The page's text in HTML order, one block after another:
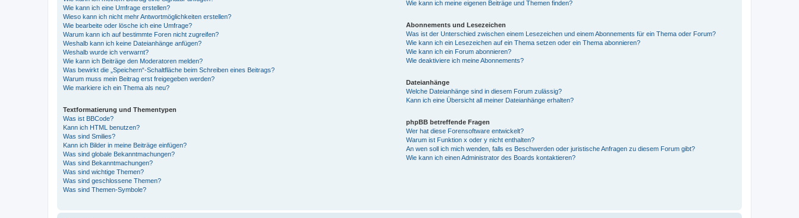
Wie kann ich eine Umfrage erstellen?
Wieso kann ich nicht mehr Antwortmöglichkeiten erstellen?
Wie bearbeite oder lösche ich eine Umfrage?
Warum kann ich auf bestimmte Foren nicht zugreifen?
Weshalb kann ich keine Dateianhänge anfügen?
Weshalb wurde ich verwarnt?
Wie kann ich Beiträge den Moderatoren melden?
Was bewirkt die „Speichern“-Schaltfläche beim Schreiben eines Beitrags?
Warum muss mein Beitrag erst freigegeben werden?
Wie markiere ich ein Thema als neu?
Textformatierung und Thementypen
Was ist BBCode?
Kann ich HTML benutzen?
Was sind Smilies?
Kann ich Bilder in meine Beiträge einfügen?
Was sind globale Bekanntmachungen?
Was sind Bekanntmachungen?
Was sind wichtige Themen?
Was sind geschlossene Themen?
Was sind Themen-Symbole?
Wie kann ich meine eigenen Beiträge und Themen finden?
Abonnements und Lesezeichen
Was ist der Unterschied zwischen einem Lesezeichen und einem Abonnements für ein Thema oder Forum?
Wie kann ich ein Lesezeichen auf ein Thema setzen oder ein Thema abonnieren?
Wie kann ich ein Forum abonnieren?
Wie deaktiviere ich meine Abonnements?
Dateianhänge
Welche Dateianhänge sind in diesem Forum zulässig?
Kann ich eine Übersicht all meiner Dateianhänge erhalten?
phpBB betreffende Fragen
Wer hat diese Forensoftware entwickelt?
Warum ist Funktion x oder y nicht enthalten?
An wen soll ich mich wenden, falls es Beschwerden oder juristische Anfragen zu diesem Forum gibt?
Wie kann ich einen Administrator des Boards kontaktieren?